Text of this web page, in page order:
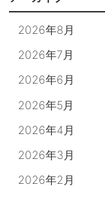
2026年8月
2026年7月
2026年6月
2026年5月
2026年4月
2026年3月
2026年2月